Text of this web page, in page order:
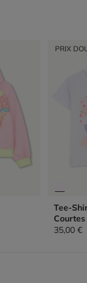
PRIX
Tee-
Courtes
35,00 €